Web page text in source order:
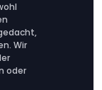
Wir
oder